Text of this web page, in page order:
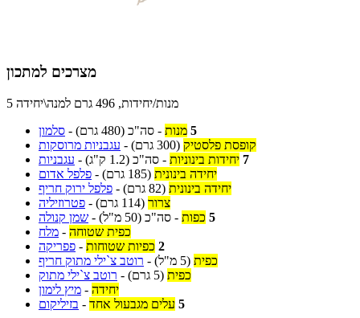
מצרכים למתכון
5 מנות/יחידות, 496 גרם למנה\יחידה
סלמון - 5 מנות - סה"כ (480 גרם)
עגבניות מרוסקות - קופסת פלסטיק (300 גרם)
עגבניות - 7 יחידות בינוניות - סה"כ (1.2 ק"ג)
פלפל אדום - יחידה בינונית (185 גרם)
פלפל ירוק חריף - יחידה בינונית (82 גרם)
פטרוזיליה - צרור (114 גרם)
שמן קנולה - 5 כפות - סה"כ (50 מ"ל)
מלח - כפית שטוחה
פפריקה - 2 כפיות שטוחות
רוטב צ`ילי מתוק חריף - כפית (5 מ"ל)
רוטב צ`ילי מתוק - כפית (5 גרם)
מיץ לימון - יחידה
בזיליקום - 5 עלים מגבעול אחד